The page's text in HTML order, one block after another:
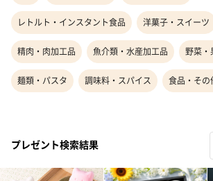
レトルト・インスタント食品 洋菓子・スイーツ
精肉・肉加工品 魚介類・水産加工品 野菜・
麺類・パスタ 調味料・スパイス 食品・その
プレゼント検索結果